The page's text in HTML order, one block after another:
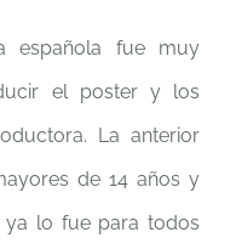
española fue muy
el poster y los
La anterior
de 14 años y
ya lo fue para todos